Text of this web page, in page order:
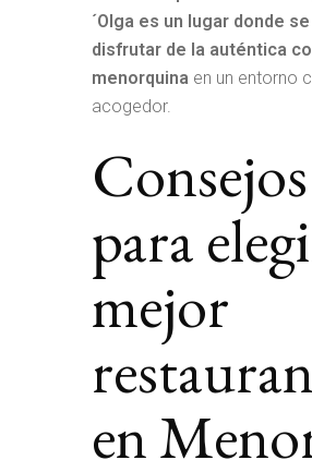
´Olga es un lugar donde
disfrutar de la auténtica
menorquina en un entorno
acogedor.
Consejos
para
mejor
en